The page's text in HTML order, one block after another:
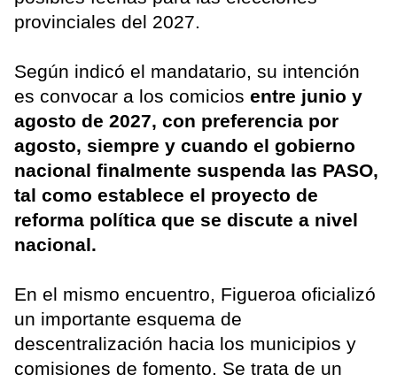
provinciales del 2027.
Según indicó el mandatario, su intención
es convocar a los comicios entre junio y
agosto de 2027, con preferencia por
agosto, siempre y cuando el gobierno
nacional finalmente suspenda las PASO,
tal como establece el proyecto de
reforma política que se discute a nivel
nacional.
En el mismo encuentro, Figueroa oficializó
un importante esquema de
descentralización hacia los municipios y
comisiones de fomento. Se trata de un